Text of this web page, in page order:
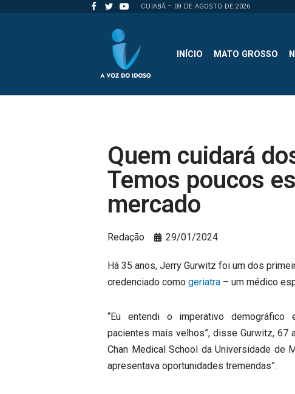
CUIABÁ – 09 DE AGOSTO DE 2026
INÍCIO MATO GROSSO
Quem cuidará
Temos poucos
mercado
Redação 29/01/2024
Há 35 anos, Jerry Gurwitz foi um dos
credenciado como geriatra – um médico
“Eu entendi o imperativo
pacientes mais velhos”, disse Gurwitz, 67
Chan Medical School da Universidade de
apresentava oportunidades tremendas”.